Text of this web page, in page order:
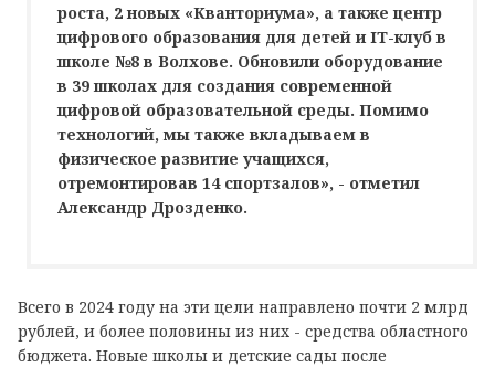
роста, 2 новых «Кванториума», а также центр
цифрового образования для детей и IT-клуб в
школе №8 в Волхове. Обновили оборудование
в 39 школах для создания современной
цифровой образовательной среды. Помимо
технологий, мы также вкладываем в
физическое развитие учащихся,
отремонтировав 14 спортзалов», - отметил
Александр Дрозденко.
Всего в 2024 году на эти цели направлено почти 2 млрд
рублей, и более половины из них - средства областного
бюджета. Новые школы и детские сады после